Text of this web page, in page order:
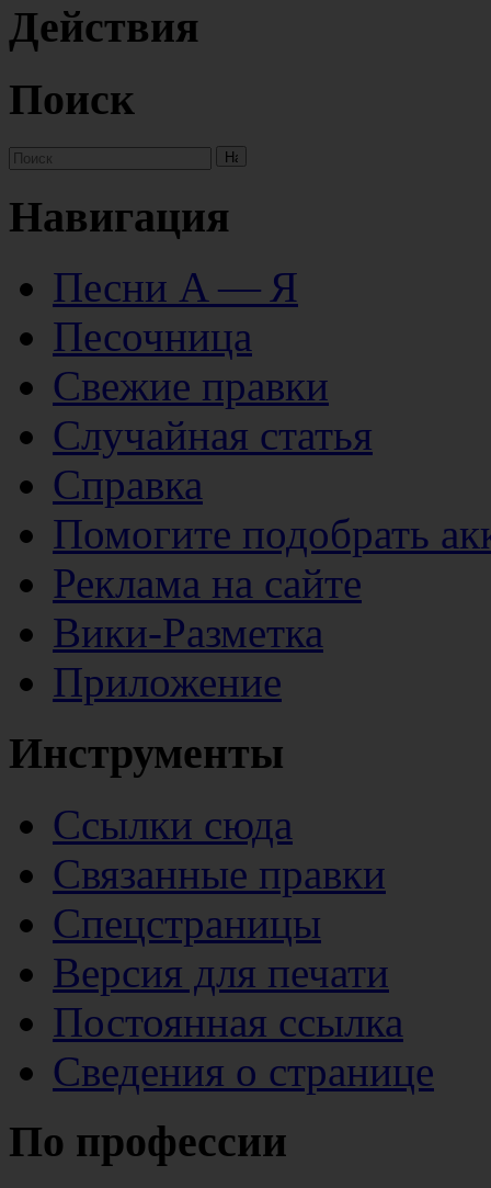
Действия
Поиск
Навигация
Песни А — Я
Песочница
Свежие правки
Случайная статья
Справка
Помогите подобрать
Реклама на сайте
Вики-Разметка
Приложение
Инструменты
Ссылки сюда
Связанные правки
Спецстраницы
Версия для печати
Постоянная ссылка
Сведения о странице
По профессии